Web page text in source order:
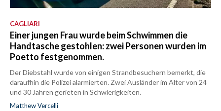
CAGLIARI
Einer jungen Frau wurde beim Schwimmen die
Handtasche gestohlen: zwei Personen wurden im
Poetto festgenommen.
Der Diebstahl wurde von einigen Strandbesuchern bemerkt, die
daraufhin die Polizei alarmierten. Zwei Ausländer im Alter von 24
und 30 Jahren gerieten in Schwierigkeiten.
Matthew Vercelli